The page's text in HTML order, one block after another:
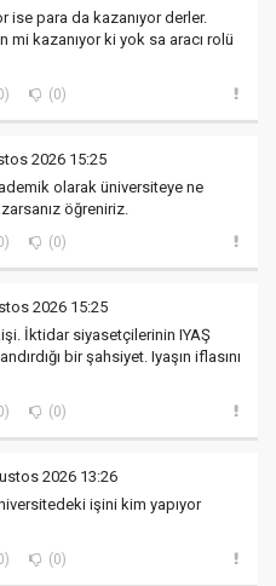
ise para da kazanıyor derler.
mi kazanıyor ki yok sa aracı rolü
(0)
2026 15:25
olarak üniversiteye ne
öğreniriz.
(0)
2026 15:25
İktidar siyasetçilerinin IYAŞ
bir şahsiyet. Iyaşın iflasını
(0)
2026 13:26
işini kim yapıyor
(0)